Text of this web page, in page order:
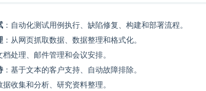
：自动化测试用例执行、缺陷修复、构建和部署流程。
：从网页抓取数据、数据整理和格式化。
档处理、邮件管理和会议安排。
：基于文本的客户支持、自动故障排除。
据收集和分析、研究资料整理。